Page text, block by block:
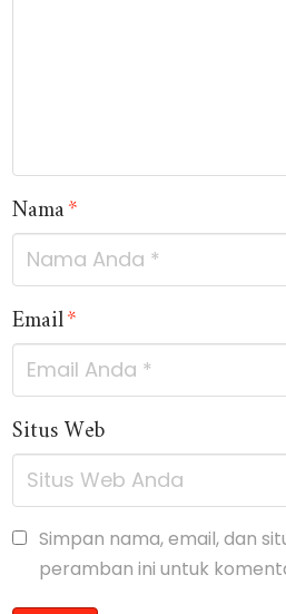
Nama*
Email*
Situs Web
Simpan nama, email, dan
peramban ini untuk